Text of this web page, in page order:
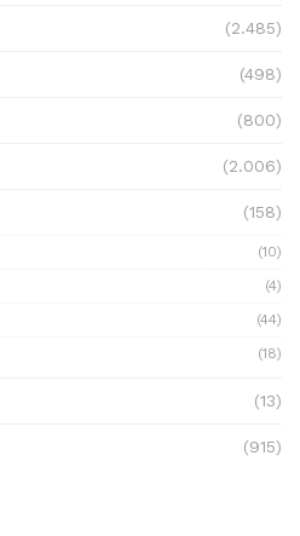
(2.485)
(498)
(800)
(2.006)
(158)
(10)
(4)
(44)
(18)
(13)
(915)